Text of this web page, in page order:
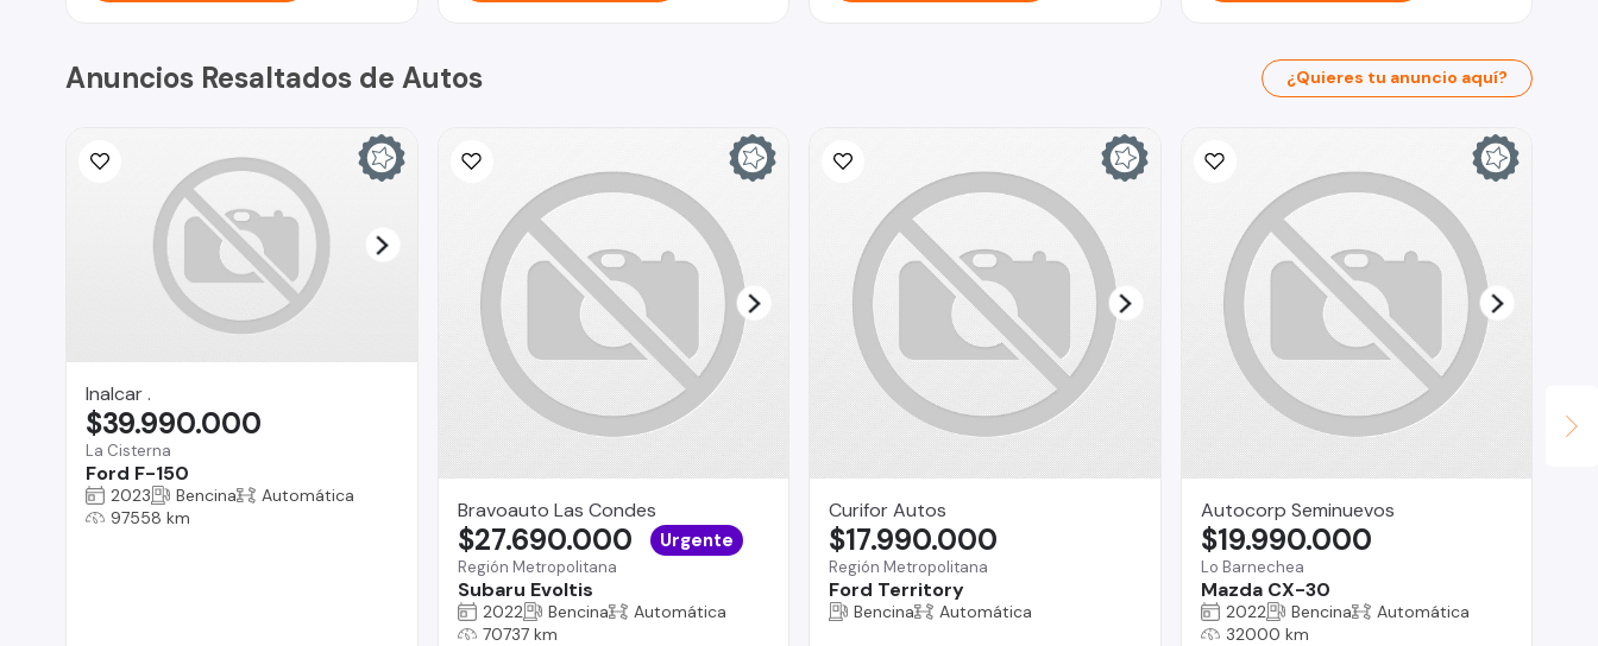
Anuncios Resaltados de Autos ¿Quieres tu anuncio aquí?
Inalcar .
La Cisterna
Ford F-150
$39.990.000
2023 Bencina
Automática
97558 km
Bravoauto Las Condes
Región Metropolitana
Subaru Evoltis
$27.690.000 Urgente
2022 Bencina
Automática
70737 km
Curifor Autos
Región Metropolitana
Ford Territory
$17.990.000
Bencina Automática
Autocorp Seminuevos
Lo Barnechea
Mazda CX-30
$19.990.000
2022 Bencina
Automática
32000 km